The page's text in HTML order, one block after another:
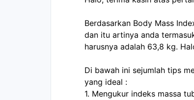
Berdasarkan Body Mass
dan itu artinya anda
harusnya adalah 63,8 kg.
Di bawah ini sejumlah tips
yang ideal :
1. Mengukur indeks massa